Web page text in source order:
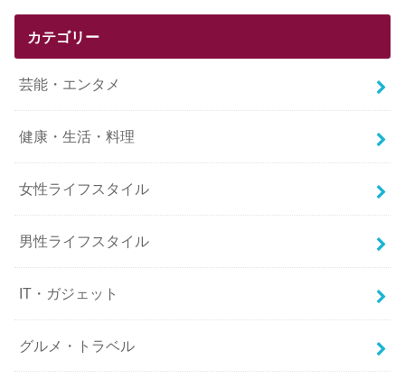
カテゴリー
芸能・エンタメ
健康・生活・料理
女性ライフスタイル
男性ライフスタイル
IT・ガジェット
グルメ・トラベル